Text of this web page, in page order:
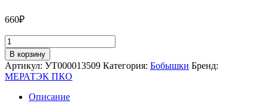
660₽
Количество
товара
БП
2-
1
М20х1,5-
В корзину
Артикул: УТ000013509 Категория: Бобышки Бренд:
МЕРАТЭК ПКО
Описание